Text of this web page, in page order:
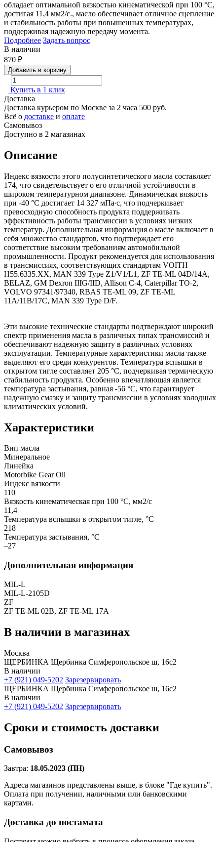
обладает оптимальной вязкостью кинематической при 100 °C,
достигая 11,4 мм2/с., масло обеспечивает отличное сцепление
и стабильность работы при повышенных температурах,
поддерживая надежную передачу момента.
Подробнее Задать вопрос
В наличии
870 ₽
Добавить в корзину
Купить в 1 клик
Доставка
Доставка курьером по Москве за 2 часа 500 руб.
Всё о доставке и оплате
Самовывоз
Доступно в 2 магазинах
Описание
Индекс вязкости этого полусинтетического масла составляет
174, что свидетельствует о его отличной устойчивости в
широком температурном диапазоне. Динамическая вязкость
при -40 °C достигает 14 327 мПа∙с, что подчеркивает
превосходную способность продукта поддерживать
эффективность работы трансмиссии в условиях низких
температур. Дополнительная информация о масле включает в
себя множество стандартов, что подтверждает его
соответствие высоким требованиям автомобильной
промышленности. Продукт рекомендуется для использования
в трансмиссиях, соответствующих стандартам VOITH
H55.6335.XX, MAN 339 Type Z1/V1/L1, ZF TE-ML 04D/14A,
BELAZ, GM Dexron IIIG/IID, Allison C-4, Caterpillar TO-2,
VOLVO 97341/97340, RBAS TE-ML 09, ZF TE-ML
11A/11B/17C, MAN 339 Type D/F.
Эти высокие технические стандарты подтверждают широкий
спектр применения масла в различных типах трансмиссий и
обеспечивают надежную защиту в различных условиях
эксплуатации. Температурные характеристики масла также
выделяют его среди конкурентов. Температура вспышки в
открытом тигле составляет 205 °C, подчеркивая термическую
стабильность продукта. Особенно впечатляющая является
температура застывания, равная -56 °C, что гарантирует
надежную смазку и защиту трансмиссии в условиях холодных
климатических условий.
Характеристики
Вип масла
Минеральное
Линейка
Motorbike Gear Oil
Индекс вязкости
110
Вязкость кинематическая при 100 °С, мм2/с
11,4
Температура вспышки в открытом тигле, °С
218
Температура застывания, °С
–27
Дополнительная информация
MIL-L
MIL-L-2105D
ZF
ZF TE-ML 02B, ZF TE-ML 17A
В наличии в магазинах
Москва
ЩЕРБИНКА Щербинка Симферопольское ш, 16с2
В наличии
+7 (921) 049-5202 Зарезервировать
ЩЕРБИНКА Щербинка Симферопольское ш, 16с2
В наличии
+7 (921) 049-5202 Зарезервировать
Сроки и стоимость доставки
Самовывоз
Завтра: 18.05.2023 (ПН)
Адреса магазинов представлены выше, в блоке "Где купить".
Оплата при получении, наличными или банковскими
картами.
Доставка до постамата